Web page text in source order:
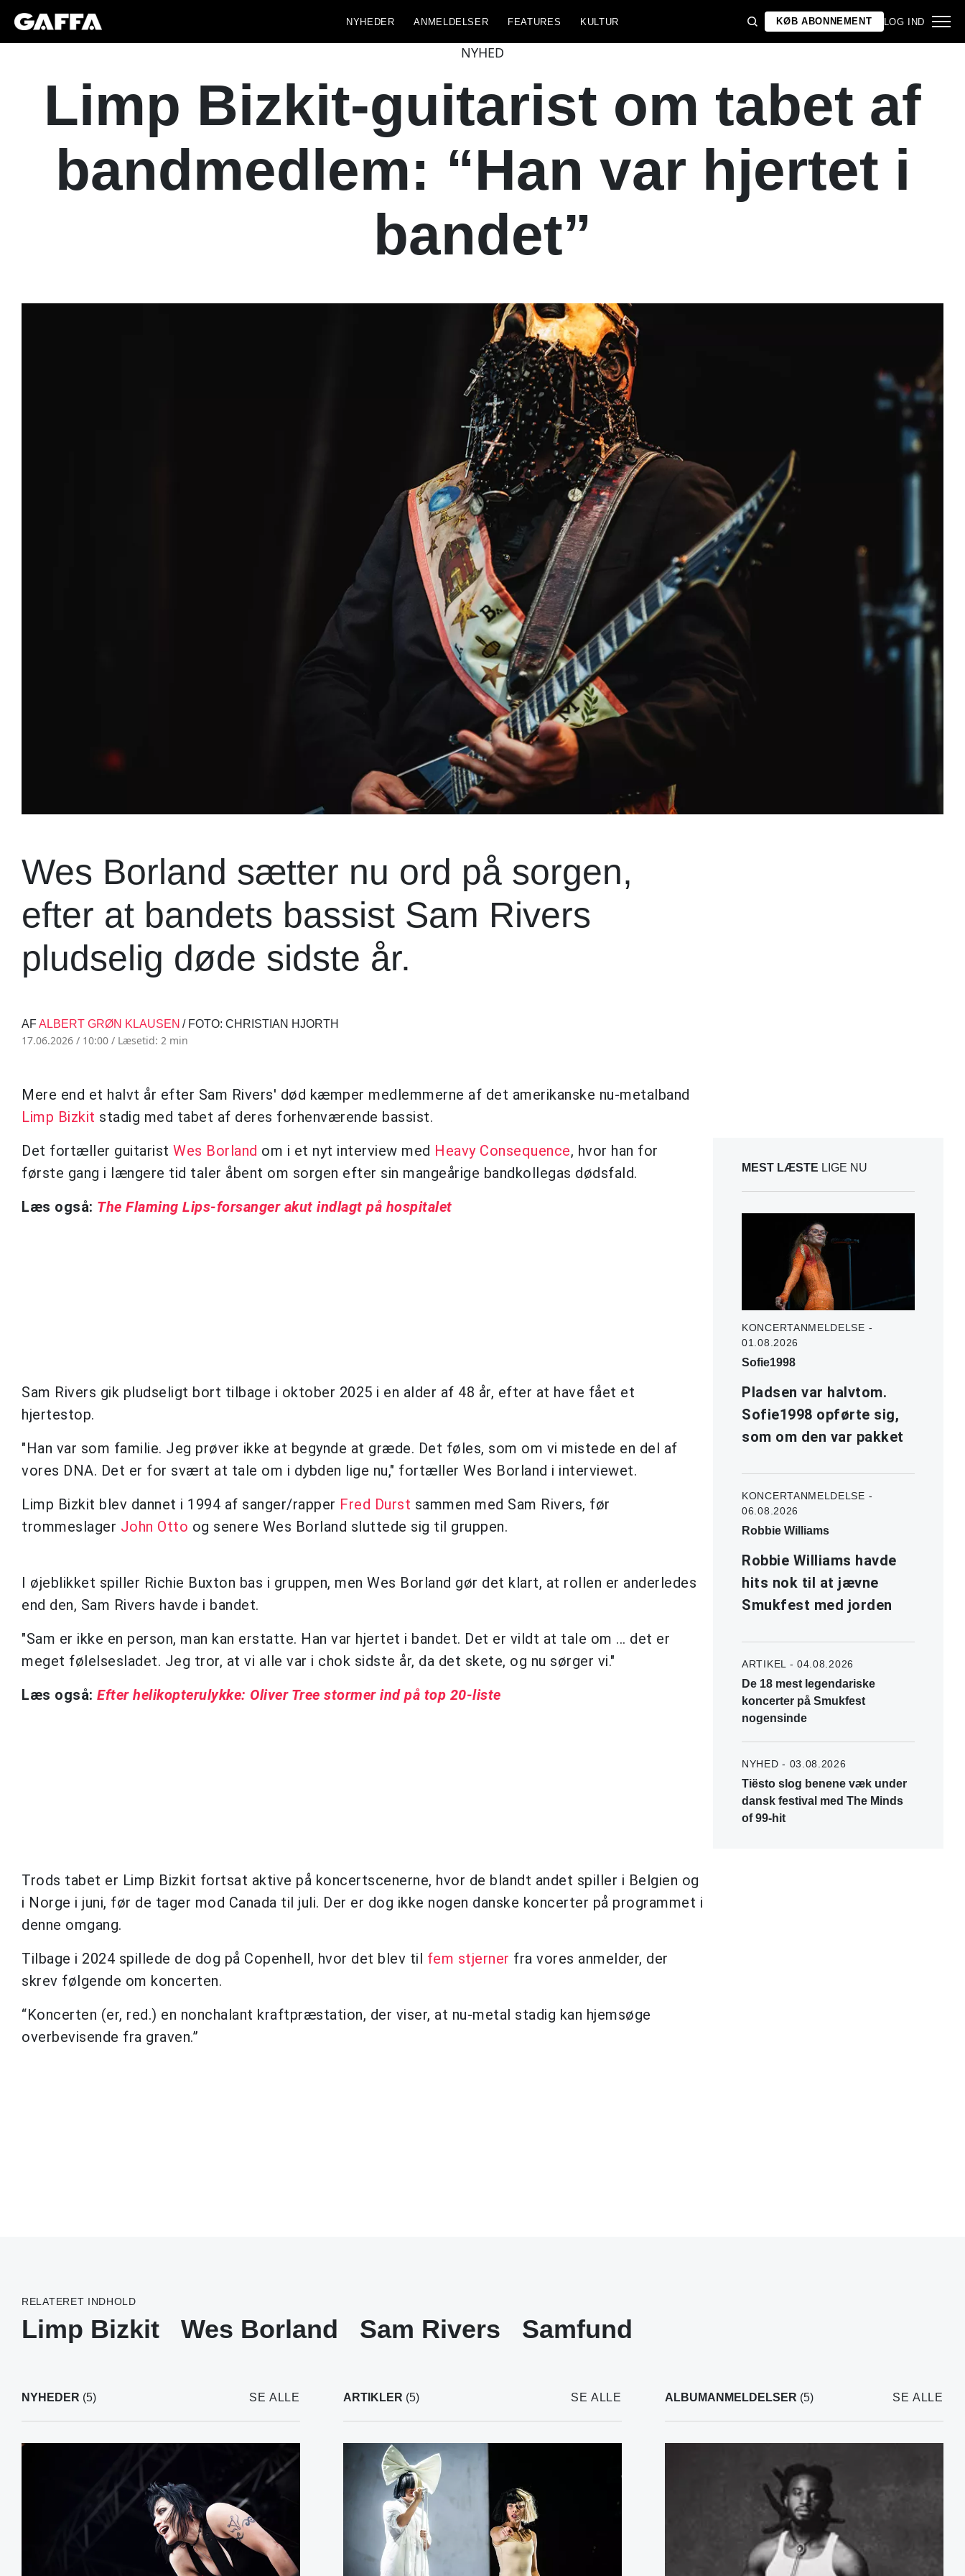
NYHEDER ANMELDELSER FEATURES KULTUR KØB ABONNEMENT LOG IND
NYHED
Limp Bizkit-guitarist om tabet af
bandmedlem: “Han var hjertet i
bandet”
Wes Borland sætter nu ord på sorgen,
efter at bandets bassist Sam Rivers
pludselig døde sidste år.
AFALBERT GRØN KLAUSEN / FOTO: CHRISTIAN HJORTH
17.06.2026 / 10:00 / Læsetid: 2 min
Mere end et halvt år efter Sam Rivers' død kæmper medlemmerne af det amerikanske nu-metalband
Limp Bizkit stadig med tabet af deres forhenværende bassist.
Det fortæller guitarist Wes Borland om i et nyt interview med Heavy Consequence, hvor han for
første gang i længere tid taler åbent om sorgen efter sin mangeårige bandkollegas dødsfald.
Læs også: The Flaming Lips-forsanger akut indlagt på hospitalet
Sam Rivers gik pludseligt bort tilbage i oktober 2025 i en alder af 48 år, efter at have fået et
hjertestop.
"Han var som familie. Jeg prøver ikke at begynde at græde. Det føles, som om vi mistede en del af
vores DNA. Det er for svært at tale om i dybden lige nu," fortæller Wes Borland i interviewet.
Limp Bizkit blev dannet i 1994 af sanger/rapper Fred Durst sammen med Sam Rivers, før
trommeslager John Otto og senere Wes Borland sluttede sig til gruppen.
I øjeblikket spiller Richie Buxton bas i gruppen, men Wes Borland gør det klart, at rollen er anderledes
end den, Sam Rivers havde i bandet.
"Sam er ikke en person, man kan erstatte. Han var hjertet i bandet. Det er vildt at tale om ... det er
meget følelsesladet. Jeg tror, at vi alle var i chok sidste år, da det skete, og nu sørger vi."
Læs også: Efter helikopterulykke: Oliver Tree stormer ind på top 20-liste
Trods tabet er Limp Bizkit fortsat aktive på koncertscenerne, hvor de blandt andet spiller i Belgien og
i Norge i juni, før de tager mod Canada til juli. Der er dog ikke nogen danske koncerter på programmet i
denne omgang.
Tilbage i 2024 spillede de dog på Copenhell, hvor det blev til fem stjerner fra vores anmelder, der
skrev følgende om koncerten.
“Koncerten (er, red.) en nonchalant kraftpræstation, der viser, at nu-metal stadig kan hjemsøge
overbevisende fra graven.”
MEST LÆSTE LIGE NU
KONCERTANMELDELSE -
01.08.2026
Sofie1998
Pladsen var halvtom.
Sofie1998 opførte sig,
som om den var pakket
KONCERTANMELDELSE -
06.08.2026
Robbie Williams
Robbie Williams havde
hits nok til at jævne
Smukfest med jorden
ARTIKEL - 04.08.2026
De 18 mest legendariske
koncerter på Smukfest
nogensinde
NYHED - 03.08.2026
Tiësto slog benene væk under
dansk festival med The Minds
of 99-hit
RELATERET INDHOLD
Limp Bizkit Wes Borland Sam Rivers Samfund
NYHEDER (5) SE ALLE ARTIKLER (5) SE ALLE ALBUMANMELDELSER (5) SE ALLE